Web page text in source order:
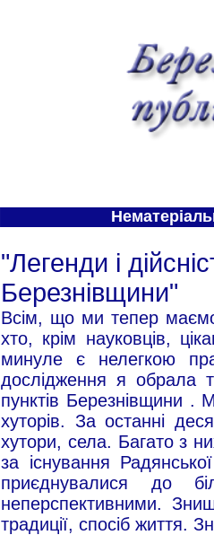
"Легенди і
Березнівщини"
Всім, що ми тепер
хто, крім науковців,
минуле є нелегкою
дослідження я обрала
пунктів Березнівщини .
хуторів. За останні
хутори, села. Багато з
за існування
приєднувалися до
неперспективними.
традиції, спосіб життя.